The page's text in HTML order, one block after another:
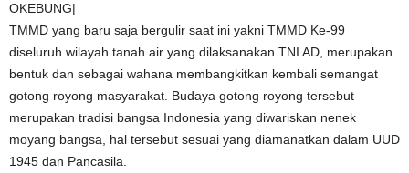
OKEBUNG|
TMMD yang baru saja bergulir saat ini yakni TMMD Ke-99
diseluruh wilayah tanah air yang dilaksanakan TNI AD, merupakan
bentuk dan sebagai wahana membangkitkan kembali semangat
gotong royong masyarakat. Budaya gotong royong tersebut
merupakan tradisi bangsa Indonesia yang diwariskan nenek
moyang bangsa, hal tersebut sesuai yang diamanatkan dalam UUD
1945 dan Pancasila.